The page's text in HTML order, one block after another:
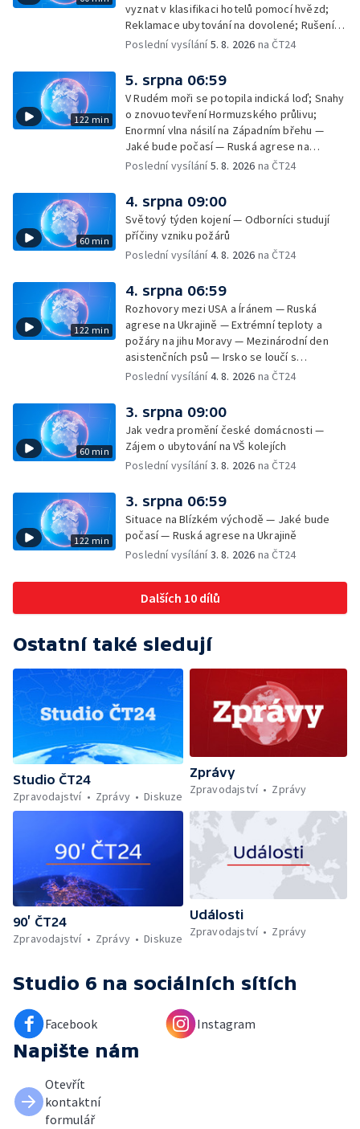
vyznat v klasifikaci hotelů pomocí hvězd;
Reklamace ubytování na dovolené; Rušení
dovolené kvůli přírodním živlům; Práva
na dovolené v zahraničí; Platby a výběry na
dovolené v zahraničí — Těžba léčivé rašeliny
u Malé Morávky
Poslední vysílání5. 8. 2026 na ČT24
122 min
5. srpna 06:59
V Rudém moři se potopila indická loď; Snahy
o znovuotevření Hormuzského průlivu;
Enormní vlna násilí na Západním břehu —
Jaké bude počasí — Ruská agrese na
Ukrajině — Vliv veder na lidské orgány — Při
— Třem obcím na Brněnsku dočasně došla
pitná voda — SP v orientačním běhu v Česku
— Horko a požáry sužují Evropu — Rybářský
příměstský tábor
Poslední vysílání5. 8. 2026 na ČT24
60 min
4. srpna 09:00
Světový týden kojení — Odborníci studují
příčiny vzniku požárů
Poslední vysílání4. 8. 2026 na ČT24
122 min
4. srpna 06:59
Rozhovory mezi USA a Íránem — Ruská
agrese na Ukrajině — Extrémní teploty a
požáry na jihu Moravy — Mezinárodní den
asistenčních psů — Irsko se loučí s
hudebníkem Glenem Hansardem
Poslední vysílání4. 8. 2026 na ČT24
60 min
3. srpna 09:00
Jak vedra promění české domácnosti —
Zájem o ubytování na VŠ kolejích
Poslední vysílání3. 8. 2026 na ČT24
122 min
3. srpna 06:59
Situace na Blízkém východě — Jaké bude
počasí — Ruská agrese na Ukrajině
Poslední vysílání3. 8. 2026 na ČT24
Dalších 10 dílů
Ostatní také sledují
Studio ČT24
Zpravodajství
Zprávy Diskuze
Zprávy
Zpravodajství
Zprávy
90’ ČT24
Zpravodajství
Zprávy Diskuze
Události
Zpravodajství
Zprávy
Studio 6 na sociálních sítích
Facebook Instagram
Napište nám
Otevřít
kontaktní
formulář